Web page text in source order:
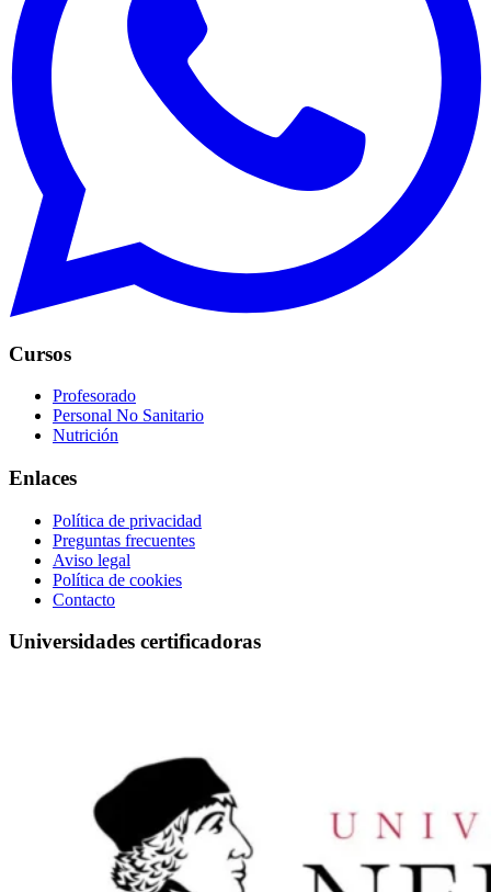
Cursos
Profesorado
Personal No Sanitario
Nutrición
Enlaces
Política de privacidad
Preguntas frecuentes
Aviso legal
Política de cookies
Contacto
Universidades certificadoras